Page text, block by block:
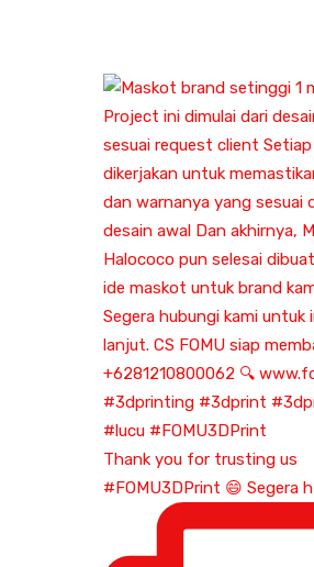
Thank you for trusting us
#FOMU3DPrint 😄 Segera h